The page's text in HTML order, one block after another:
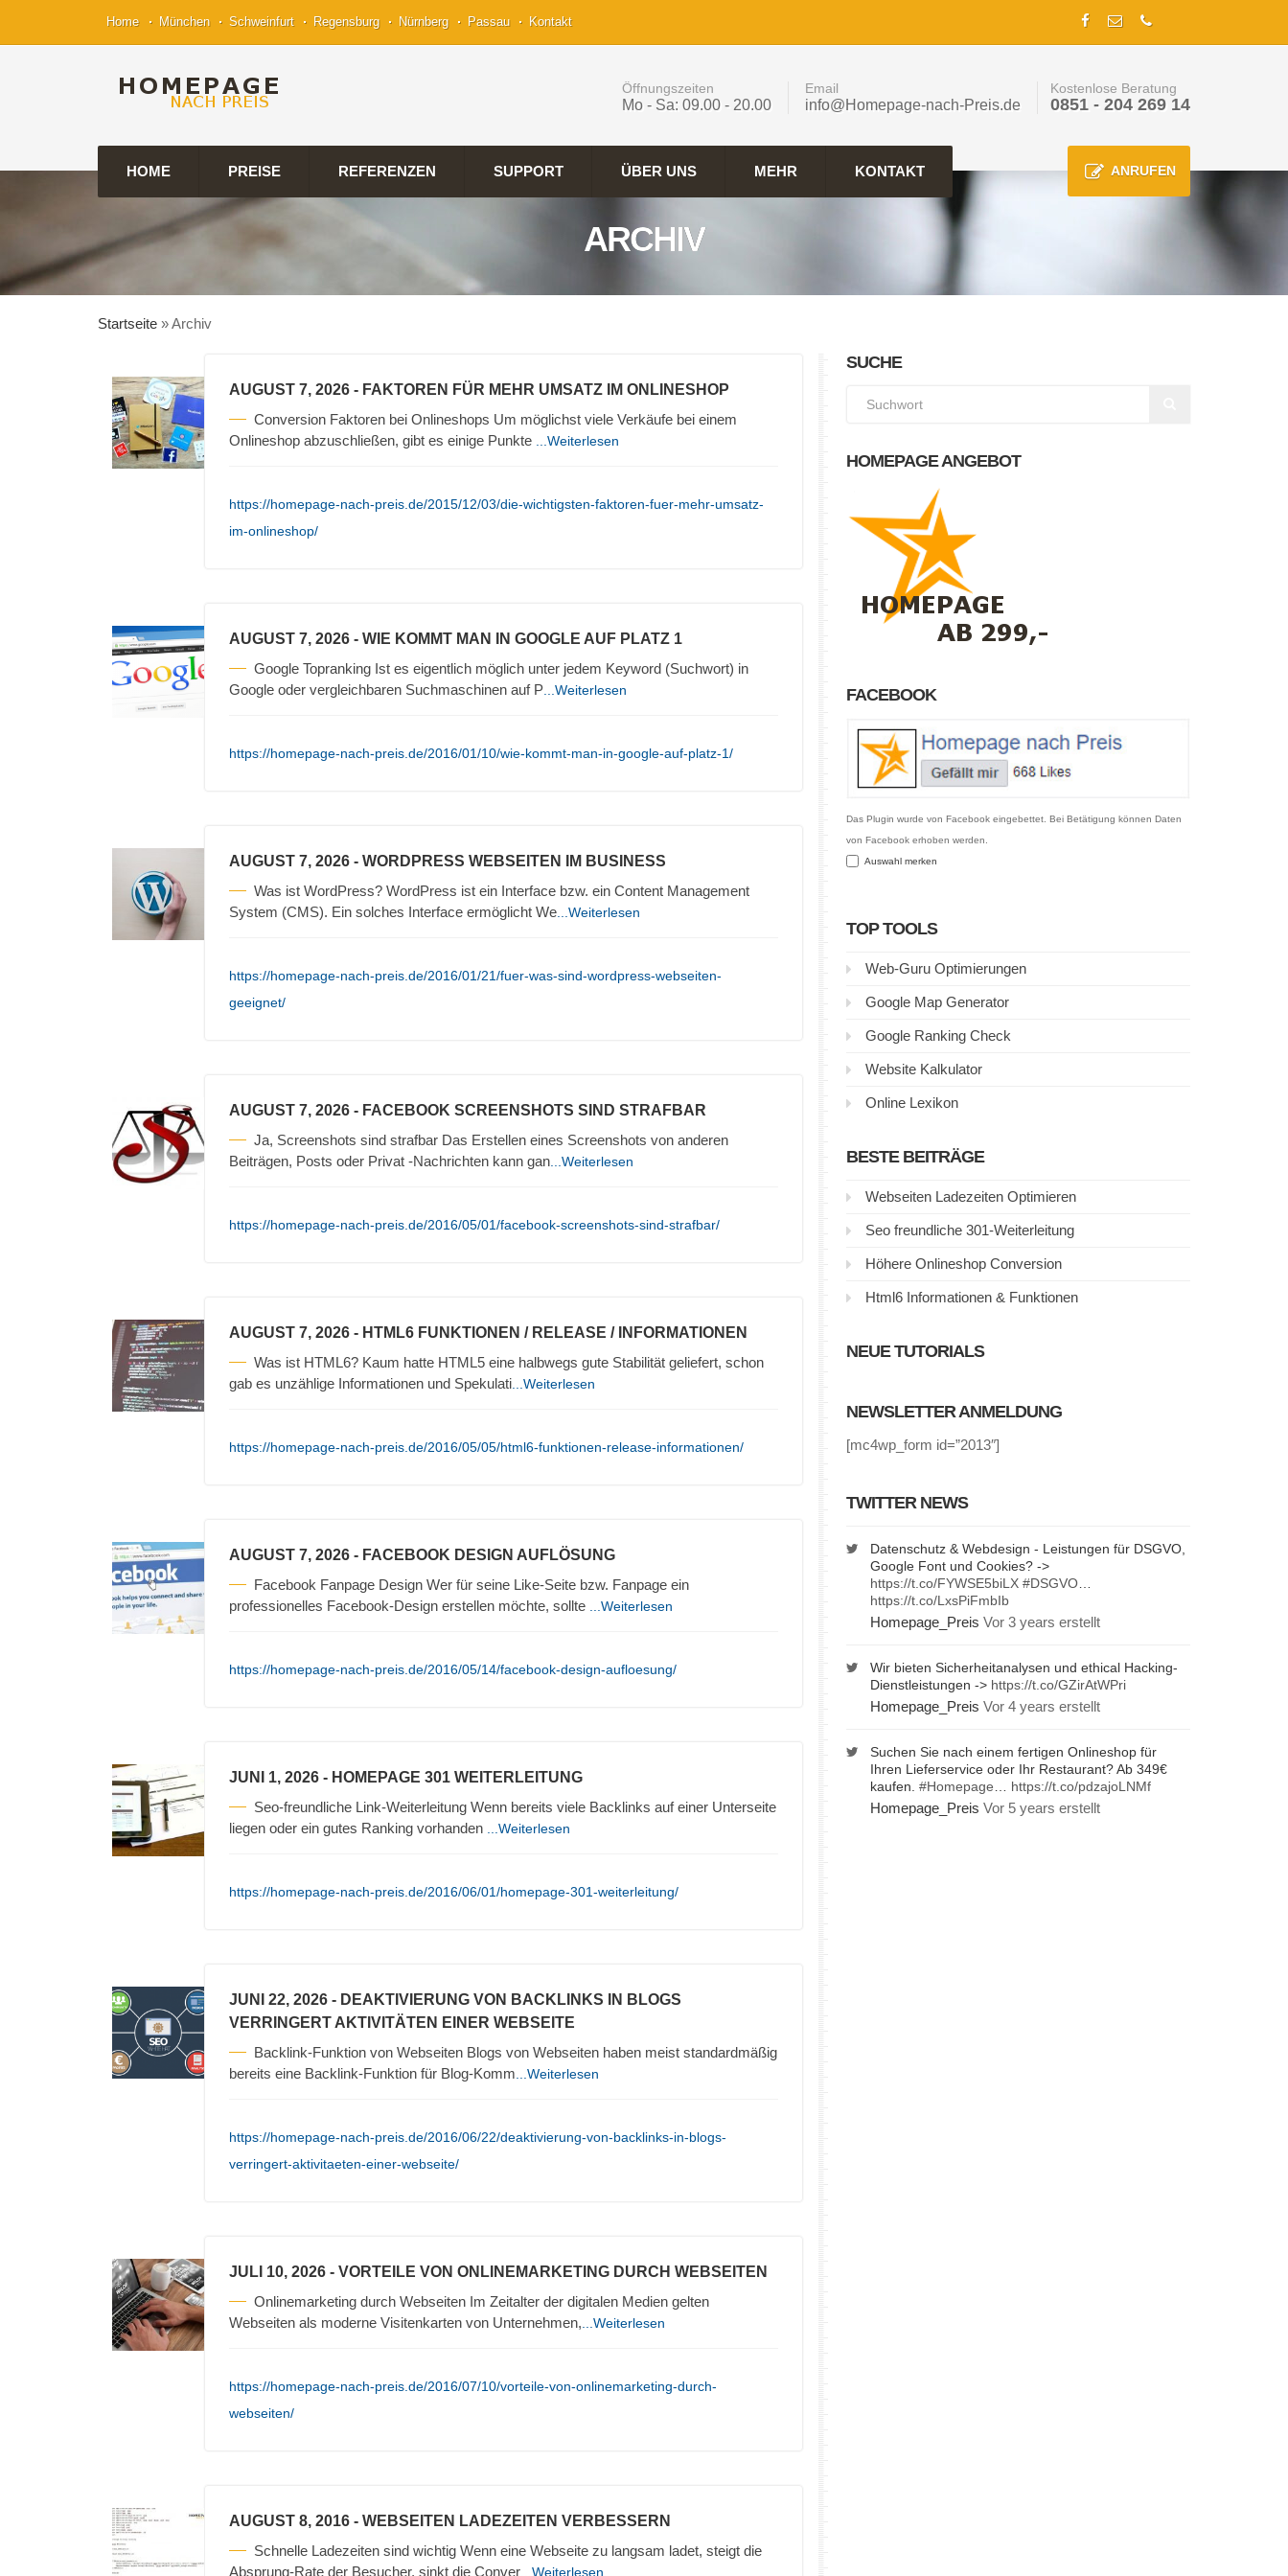
Home München Schweinfurt Regensburg Nürnberg Passau Kontakt
Öffnungszeiten
Mo - Sa: 09.00 - 20.00
Email
info@Homepage-nach-Preis.de
Kostenlose Beratung
0851 - 204 269 14
HOME PREISE REFERENZEN SUPPORT ÜBER UNS MEHR KONTAKT ANRUFEN
ARCHIV
Startseite »Archiv
AUGUST 7, 2026 - FAKTOREN FÜR MEHR UMSATZ IM ONLINESHOP
Conversion Faktoren bei Onlineshops Um möglichst viele Verkäufe bei einem
Onlineshop abzuschließen, gibt es einige Punkte
...Weiterlesen
https://homepage-nach-preis.de/2015/12/03/die-wichtigsten-faktoren-fuer-mehr-umsatz-
im-onlineshop/
AUGUST 7, 2026 - WIE KOMMT MAN IN GOOGLE AUF PLATZ 1
Google Topranking Ist es eigentlich möglich unter jedem Keyword (Suchwort) in
Google oder vergleichbaren Suchmaschinen auf P ...Weiterlesen
https://homepage-nach-preis.de/2016/01/10/wie-kommt-man-in-google-auf-platz-1/
AUGUST 7, 2026 - WORDPRESS WEBSEITEN IM BUSINESS
Was ist WordPress? WordPress ist ein Interface bzw. ein Content Management
System (CMS). Ein solches Interface ermöglicht We ...Weiterlesen
https://homepage-nach-preis.de/2016/01/21/fuer-was-sind-wordpress-webseiten-
geeignet/
AUGUST 7, 2026 - FACEBOOK SCREENSHOTS SIND STRAFBAR
Ja, Screenshots sind strafbar Das Erstellen eines Screenshots von anderen
Beiträgen, Posts oder Privat -Nachrichten kann gan ...Weiterlesen
https://homepage-nach-preis.de/2016/05/01/facebook-screenshots-sind-strafbar/
AUGUST 7, 2026 - HTML6 FUNKTIONEN / RELEASE / INFORMATIONEN
Was ist HTML6? Kaum hatte HTML5 eine halbwegs gute Stabilität geliefert, schon
gab es unzählige Informationen und Spekulati ...Weiterlesen
https://homepage-nach-preis.de/2016/05/05/html6-funktionen-release-informationen/
AUGUST 7, 2026 - FACEBOOK DESIGN AUFLÖSUNG
Facebook Fanpage Design Wer für seine Like-Seite bzw. Fanpage ein
professionelles Facebook-Design erstellen möchte, sollte
...Weiterlesen
https://homepage-nach-preis.de/2016/05/14/facebook-design-aufloesung/
JUNI 1, 2026 - HOMEPAGE 301 WEITERLEITUNG
Seo-freundliche Link-Weiterleitung Wenn bereits viele Backlinks auf einer Unterseite
liegen oder ein gutes Ranking vorhanden
...Weiterlesen
https://homepage-nach-preis.de/2016/06/01/homepage-301-weiterleitung/
JUNI 22, 2026 - DEAKTIVIERUNG VON BACKLINKS IN BLOGS
VERRINGERT AKTIVITÄTEN EINER WEBSEITE
Backlink-Funktion von Webseiten Blogs von Webseiten haben meist standardmäßig
bereits eine Backlink-Funktion für Blog-Komm ...Weiterlesen
https://homepage-nach-preis.de/2016/06/22/deaktivierung-von-backlinks-in-blogs-
verringert-aktivitaeten-einer-webseite/
JULI 10, 2026 - VORTEILE VON ONLINEMARKETING DURCH WEBSEITEN
Onlinemarketing durch Webseiten Im Zeitalter der digitalen Medien gelten
Webseiten als moderne Visitenkarten von Unternehmen, ...Weiterlesen
https://homepage-nach-preis.de/2016/07/10/vorteile-von-onlinemarketing-durch-
webseiten/
AUGUST 8, 2016 - WEBSEITEN LADEZEITEN VERBESSERN
Schnelle Ladezeiten sind wichtig Wenn eine Webseite zu langsam ladet, steigt die
Absprung-Rate der Besucher, sinkt die Conver ...Weiterlesen
SUCHE
HOMEPAGE ANGEBOT
FACEBOOK
Das Plugin wurde von Facebook eingebettet. Bei Betätigung können Daten
von Facebook erhoben werden.
Auswahl merken
TOP TOOLS
Web-Guru Optimierungen
Google Map Generator
Google Ranking Check
Website Kalkulator
Online Lexikon
BESTE BEITRÄGE
Webseiten Ladezeiten Optimieren
Seo freundliche 301-Weiterleitung
Höhere Onlineshop Conversion
Html6 Informationen & Funktionen
NEUE TUTORIALS
NEWSLETTER ANMELDUNG
[mc4wp_form id=”2013″]
TWITTER NEWS
Datenschutz & Webdesign - Leistungen für DSGVO,
Google Font und Cookies? ->
https://t.co/FYWSE5biLX #DSGVO…
https://t.co/LxsPiFmbIb
Homepage_Preis Vor 3 years erstellt
Wir bieten Sicherheitanalysen und ethical Hacking-
Dienstleistungen -> https://t.co/GZirAtWPri
Homepage_Preis Vor 4 years erstellt
Suchen Sie nach einem fertigen Onlineshop für
Ihren Lieferservice oder Ihr Restaurant? Ab 349€
kaufen. #Homepage https://t.co/pdzajoLNMf
Homepage_Preis Vor 5 years erstellt